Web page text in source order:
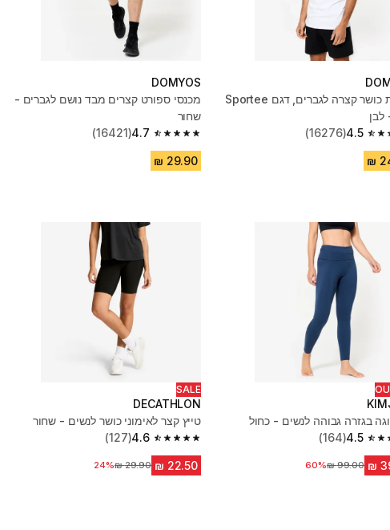
חולצת כושר קצרה לגברים, דגם Sportee
4.5
(16276)
DOMYOS
מכנסי ספורט קצרים מבד נושם לגברים -
שחור
4.7
4.7 out of 5 stars from 16421 reviews
(16421)
בגזרה גבוהה לנשים - כחול
4.5
(164)
מחיר לפני הנחה‏99.00 ₪
60%
SALE
DECATHLON
טייץ קצר לאימוני כושר לנשים - שחור
4.6
4.6 out of 5 stars from 127 reviews
(127)
מחיר לפני הנחה‏29.90 ₪
24%